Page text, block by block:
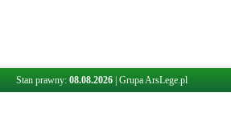
Stan prawny: 08.08.2026 Grupa ArsLege.pl